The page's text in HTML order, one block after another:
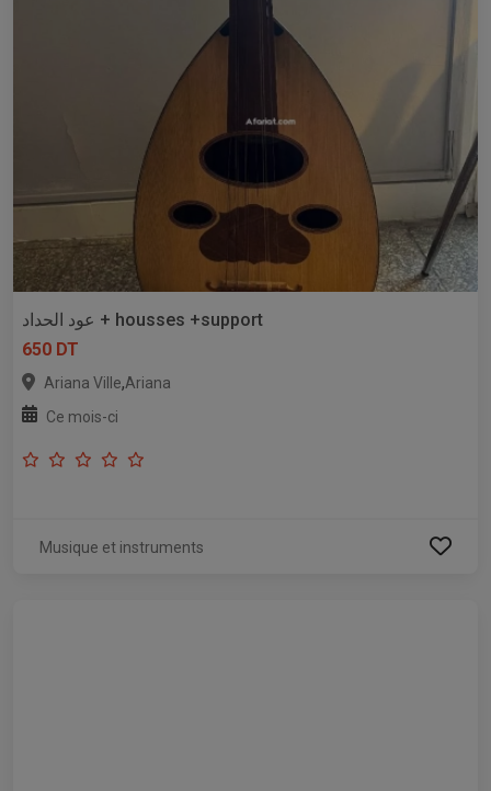
عود الحداد + housses +support
650 DT
Ariana Ville,Ariana
Ce mois-ci
Musique et instruments